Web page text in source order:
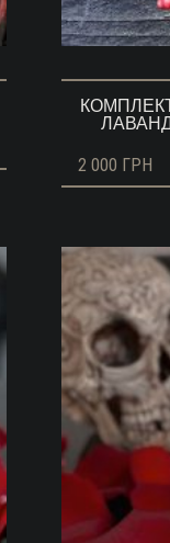
2 000 ГРН